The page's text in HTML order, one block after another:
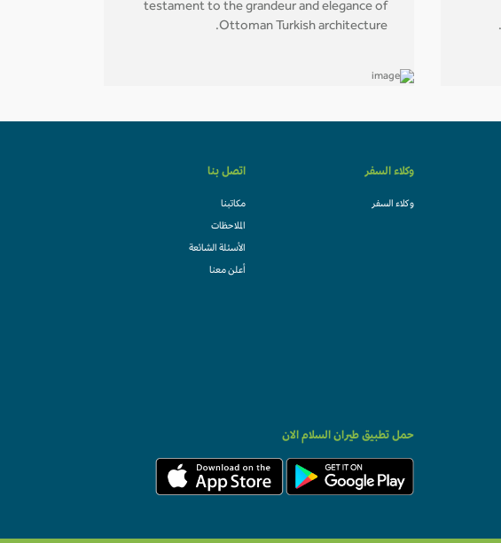
testament to the grandeur and elegance of
Ottoman Turkish architecture.
وكلاء السفر
وكلاء السفر
اتصل بنا
مكاتبنا
الملاحظات
الأسئلة الشائعة
أعلن معنا
حمل تطبيق طيران السلام الان